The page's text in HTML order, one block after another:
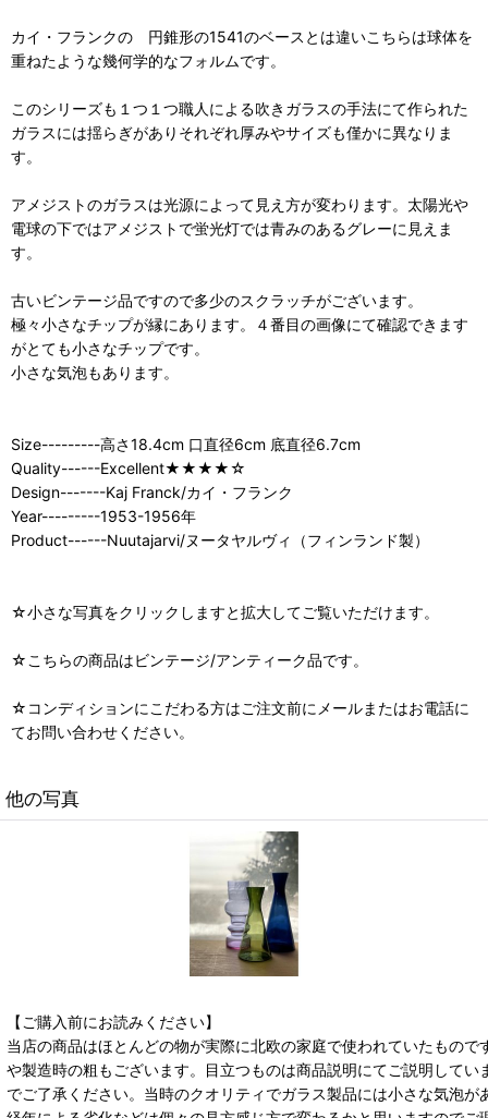
カイ・フランクの 円錐形の1541のベースとは違いこちらは球体を
重ねたような幾何学的なフォルムです。
このシリーズも１つ１つ職人による吹きガラスの手法にて作られた
ガラスには揺らぎがありそれぞれ厚みやサイズも僅かに異なりま
す。
アメジストのガラスは光源によって見え方が変わります。太陽光や
電球の下ではアメジストで蛍光灯では青みのあるグレーに見えま
す。
古いビンテージ品ですので多少のスクラッチがございます。
極々小さなチップが縁にあります。４番目の画像にて確認できます
がとても小さなチップです。
小さな気泡もあります。
Size---------高さ18.4cm 口直径6cm 底直径6.7cm
Quality------Excellent★★★★☆
Design-------Kaj Franck/カイ・フランク
Year---------1953-1956年
Product------Nuutajarvi/ヌータヤルヴィ（フィンランド製）
☆小さな写真をクリックしますと拡大してご覧いただけます。
☆こちらの商品はビンテージ/アンティーク品です。
☆コンディションにこだわる方はご注文前にメールまたはお電話に
てお問い合わせください。
他の写真
【ご購入前にお読みください】
当店の商品はほとんどの物が実際に北欧の家庭で使われていたもの
や製造時の粗もございます。目立つものは商品説明にてご説明して
でご了承ください。当時のクオリティでガラス製品には小さな気泡が